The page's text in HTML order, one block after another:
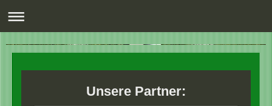
Unsere Partner: